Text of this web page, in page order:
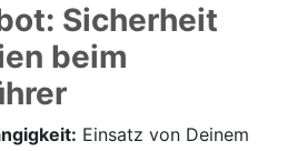
Sicherheit
beim
Einsatz von Deinem